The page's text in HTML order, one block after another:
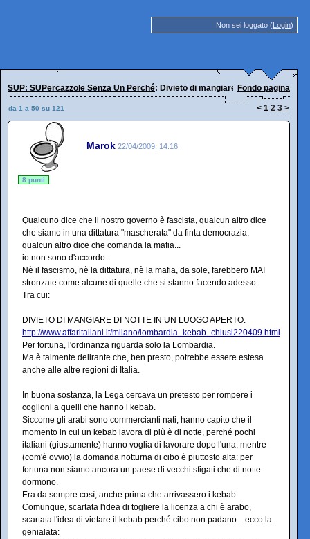
Non sei loggato (Login)
SUP: SUPercazzole Senza Un Perché: Divieto di mangiare di notte: LA
Fondo pagina
da 1 a 50 su 121 < 1 2 3 >
Marok 22/04/2009, 14:16
8 punti
Qualcuno dice che il nostro governo è fascista, qualcun altro dice
che siamo in una dittatura "mascherata" da finta democrazia,
qualcun altro dice che comanda la mafia...
io non sono d'accordo.
Nè il fascismo, nè la dittatura, nè la mafia, da sole, farebbero MAI
stronzate come alcune di quelle che si stanno facendo adesso.
Tra cui:
DIVIETO DI MANGIARE DI NOTTE IN UN LUOGO APERTO.
http://www.affaritaliani.it/milano/lombardia_kebab_chiusi220409.html
Per fortuna, l'ordinanza riguarda solo la Lombardia.
Ma è talmente delirante che, ben presto, potrebbe essere estesa
anche alle altre regioni di Italia.
In buona sostanza, la Lega cercava un pretesto per rompere i
coglioni a quelli che hanno i kebab.
Siccome gli arabi sono commercianti nati, hanno capito che il
momento in cui un kebab lavora di più è di notte, perché pochi
italiani (giustamente) hanno voglia di lavorare dopo l'una, mentre
(com'è ovvio) la domanda notturna di cibo è piuttosto alta: per
fortuna non siamo ancora un paese di vecchi sfigati che di notte
dormono.
Era da sempre così, anche prima che arrivassero i kebab.
Comunque, scartata l'idea di togliere la licenza a chi è arabo,
scartata l'idea di vietare il kebab perché cibo non padano... ecco la
genialata: